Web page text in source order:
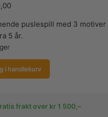
puslespill med 3
5 år.
i handlekurv
frakt over kr 1 500,–